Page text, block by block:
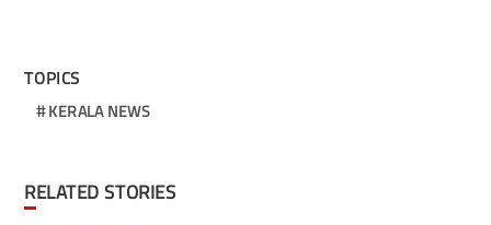
TOPICS
KERALA NEWS
RELATED STORIES